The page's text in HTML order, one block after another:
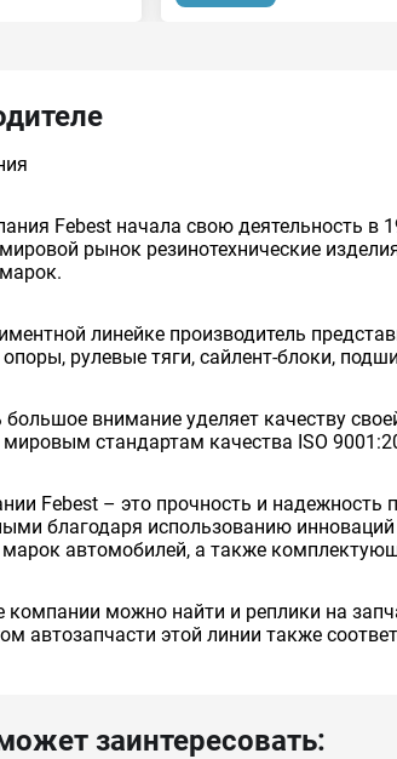
Febest начала свою деятельность в
рынок резинотехнические
линейке производитель
рулевые тяги, сайлент-блоки,
большое внимание уделяет качеству
мировым стандартам качества ISO
Febest – это прочность и надежность
благодаря использованию
автомобилей, а также
компании можно найти и реплики на
автозапчасти этой линии также
заинтересовать: